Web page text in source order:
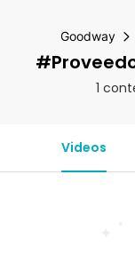
Goodway
1
Videos